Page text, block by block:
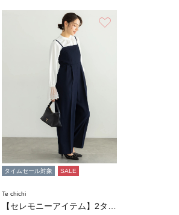
タイムセール対象 SALE
Te chichi